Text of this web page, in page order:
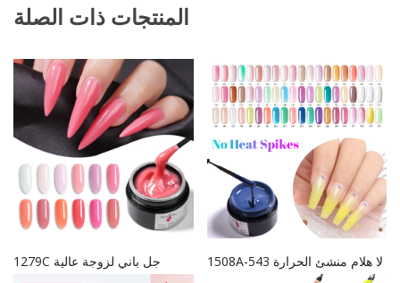
المنتجات ذات الصلة
1279C جل باني لزوجة عالية 1508A-543 لا هلام منشئ الحرارة